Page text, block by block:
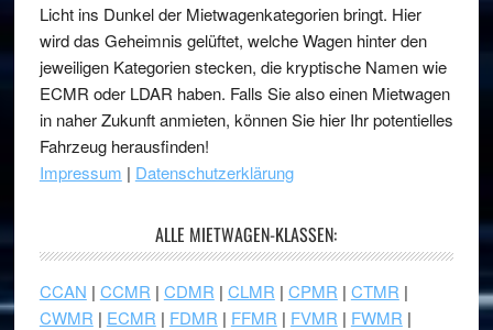
Licht ins Dunkel der Mietwagenkategorien bringt. Hier
wird das Geheimnis gelüftet, welche Wagen hinter den
jeweiligen Kategorien stecken, die kryptische Namen wie
ECMR oder LDAR haben. Falls Sie also einen Mietwagen
in naher Zukunft anmieten, können Sie hier Ihr potentielles
Fahrzeug herausfinden!
Impressum | Datenschutzerklärung
ALLE MIETWAGEN-KLASSEN:
CCAN | CCMR | CDMR | CLMR | CPMR | CTMR |
CWMR | ECMR | FDMR | FFMR | FVMR | FWMR |